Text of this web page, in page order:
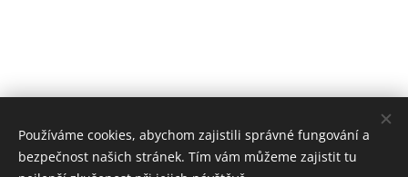
Používáme cookies, abychom zajistili správné fungování a
bezpečnost našich stránek. Tím vám můžeme zajistit tu